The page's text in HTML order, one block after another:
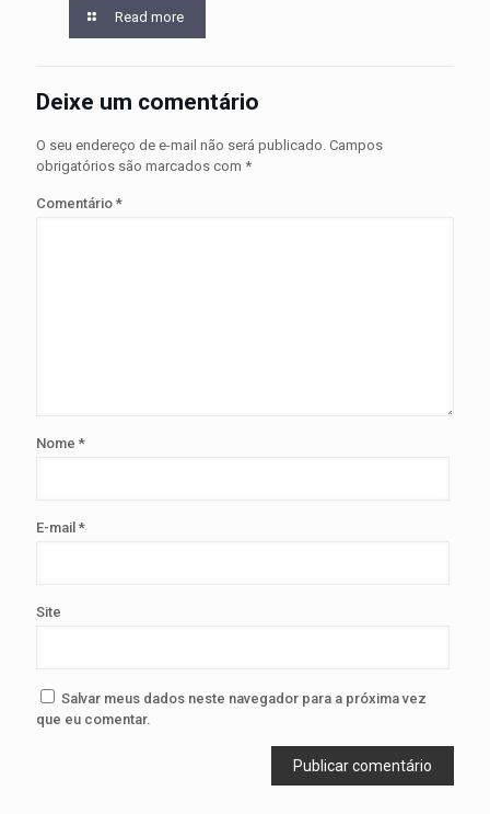
Read more
Deixe um comentário
O seu endereço de e-mail não será publicado. Campos
obrigatórios são marcados com *
Comentário *
Nome *
E-mail *
Site
Salvar meus dados neste navegador para a próxima vez
que eu comentar.